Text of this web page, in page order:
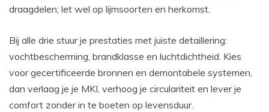
draagdelen; let wel op lijmsoorten en herkomst.
Bij alle drie stuur je prestaties met juiste detaillering:
vochtbescherming, brandklasse en luchtdichtheid. Kies
voor gecertificeerde bronnen en demontabele systemen,
dan verlaag je je MKI, verhoog je circulariteit en lever je
comfort zonder in te boeten op levensduur.